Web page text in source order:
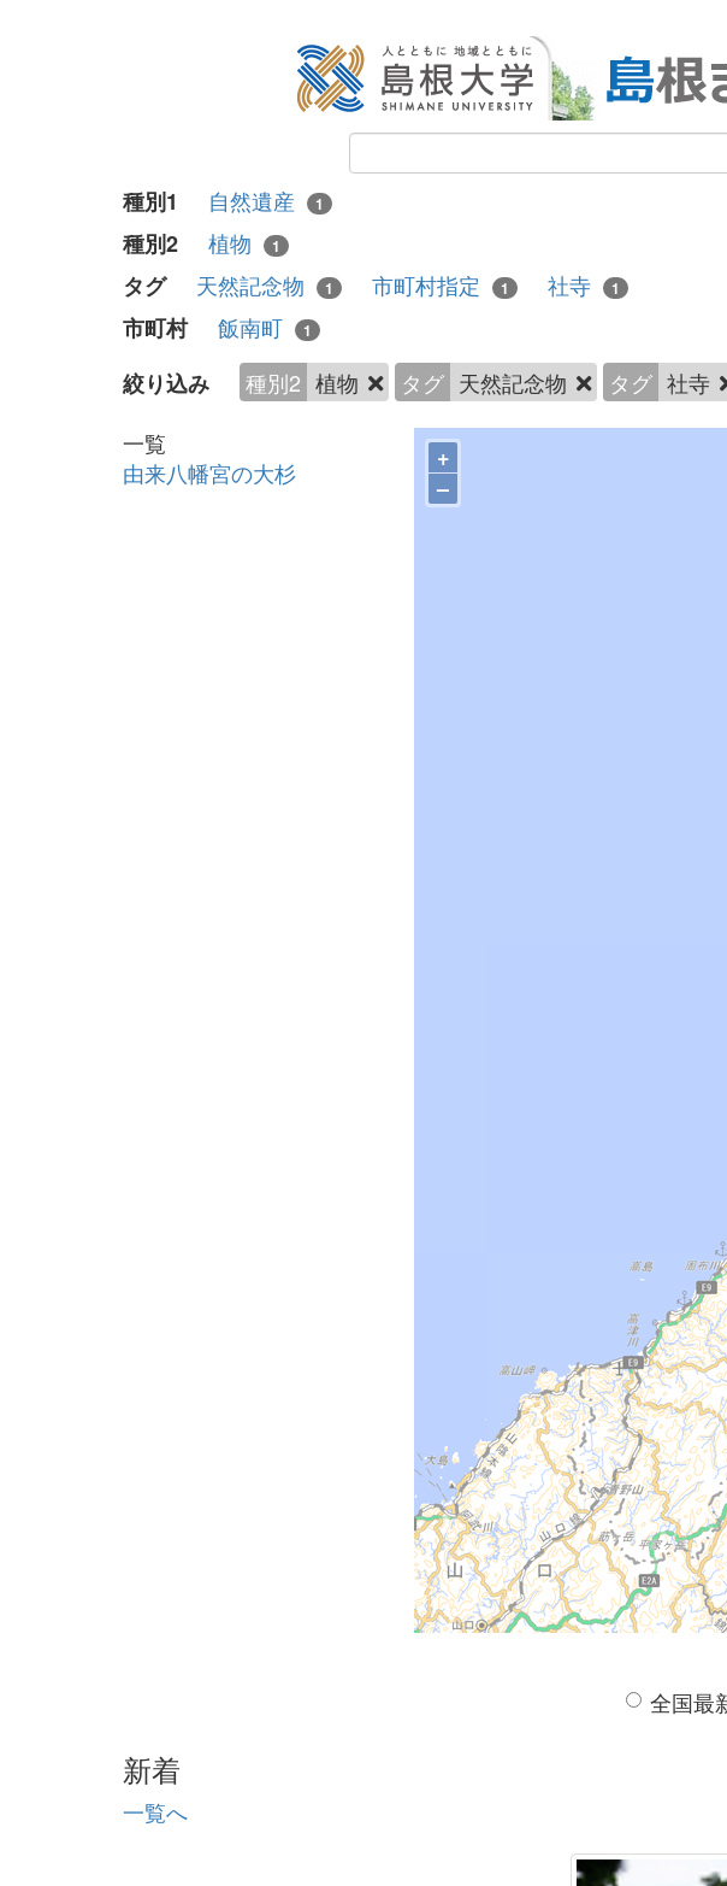
種別1 自然遺産 1
種別2 植物 1
タグ 天然記念物 1 市町村指定 1 社寺 1
市町村 飯南町 1
絞り込み 種別2 植物 タグ 天然記念物 タグ 社寺
一覧
由来八幡宮の大杉
+
–
全国最
新着
一覧へ